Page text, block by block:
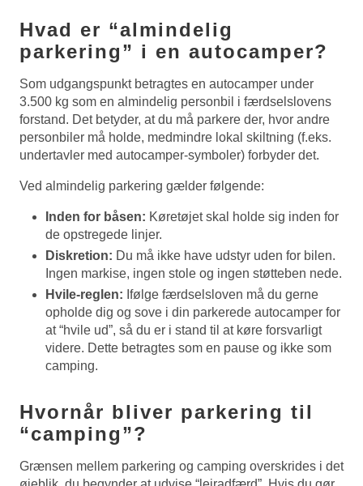
Hvad er “almindelig
parkering” i en autocamper?
Som udgangspunkt betragtes en autocamper under
3.500 kg som en almindelig personbil i færdselslovens
forstand. Det betyder, at du må parkere der, hvor andre
personbiler må holde, medmindre lokal skiltning (f.eks.
undertavler med autocamper-symboler) forbyder det.
Ved almindelig parkering gælder følgende:
Inden for båsen: Køretøjet skal holde sig inden for
de opstregede linjer.
Diskretion: Du må ikke have udstyr uden for bilen.
Ingen markise, ingen stole og ingen støtteben nede.
Hvile-reglen: Ifølge færdselsloven må du gerne
opholde dig og sove i din parkerede autocamper for
at “hvile ud”, så du er i stand til at køre forsvarligt
videre. Dette betragtes som en pause og ikke som
camping.
Hvornår bliver parkering til
“camping”?
Grænsen mellem parkering og camping overskrides i det